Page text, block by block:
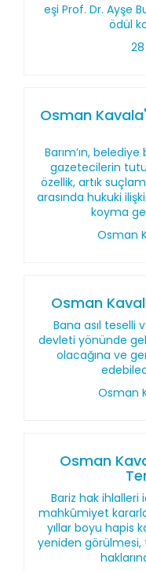
eşi Prof. Dr. Ayşe
ödül
Osman
Barım’ın,
gazetecilerin
özellik, artık
arasında hukuki
koyma
Osman
Osman
Bana asıl teselli
devleti yönünde
olacağına ve
Osman
Osman
Bariz hak
mahkûmiyet
yıllar boyu hapis
yeniden görülmesi,